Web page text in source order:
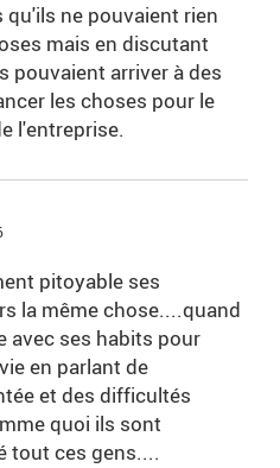
ne pouvaient rien
mais en discutant
pouvaient arriver à des
les choses pour le
l'entreprise.
pitoyable ses
la même chose....quand
avec ses habits pour
en parlant de
et des difficultés
quoi ils sont
tout ces gens....